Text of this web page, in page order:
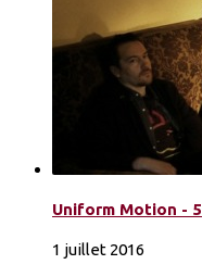
Uniform Motion - 5
1 juillet 2016